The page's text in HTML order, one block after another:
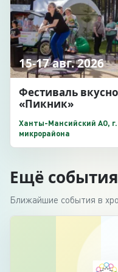
15-17 авг. 2026
Фестиваль
«Пикник»
Ханты-Мансийский АО,
микрорайона
Ещё
Ближайшие события в